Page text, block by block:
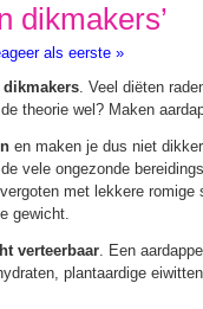
dikmakers’
als eerste »
dikmakers. Veel diëten
theorie wel? Maken
en maken je dus niet
vele ongezonde
met lekkere
gewicht.
verteerbaar. Een
plantaardige